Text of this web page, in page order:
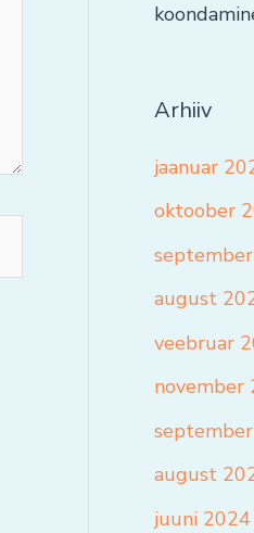
Arhiiv
jaanuar
oktoober
august
veebruar
november
august
juuni 2024